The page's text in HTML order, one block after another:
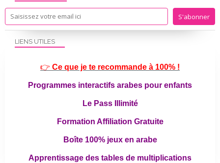
LIENS UTILES
👉 Ce que je te recommande à 100% !
Programmes interactifs arabes pour enfants
Le Pass Illimité
Formation Affiliation Gratuite
Boîte 100% jeux en arabe
Apprentissage des tables de multiplications